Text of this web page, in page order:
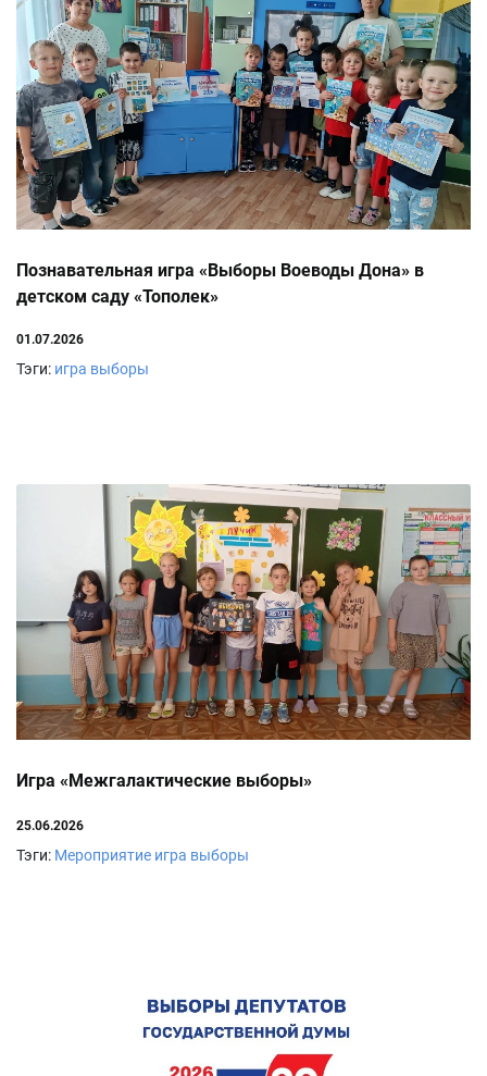
Познавательная игра «Выборы Воеводы Дона» в
детском саду «Тополек»
01.07.2026
Тэги: игра выборы
Игра «Межгалактические выборы»
25.06.2026
Тэги: Мероприятие игра выборы